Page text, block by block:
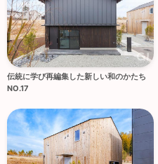
伝統に学び再編集した新しい和のかたち
NO.17